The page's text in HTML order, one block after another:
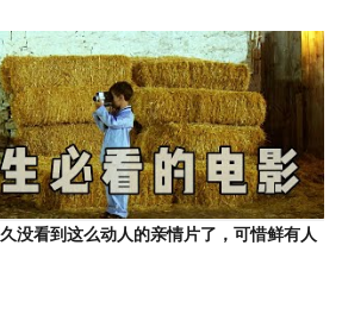
没看到这么动人的亲情片了，可惜鲜有人